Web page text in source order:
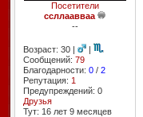
Посетители
ссллаавваа
--
Возраст: 30 |
|
Сообщений: 79
Благодарности: 0/ 2
Репутация: 1
Предупреждений: 0
Друзья
Тут: 16 лет 9 месяцев